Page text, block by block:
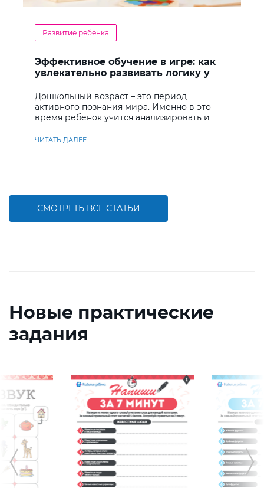
Развитие ребенка
Эффективное обучение в игре: как
увлекательно развивать логику у
Дошкольный возраст – это период
активного познания мира. Именно в это
время ребенок учится анализировать и
ЧИТАТЬ ДАЛЕЕ
СМОТРЕТЬ ВСЕ СТАТЬИ
Новые практические
задания